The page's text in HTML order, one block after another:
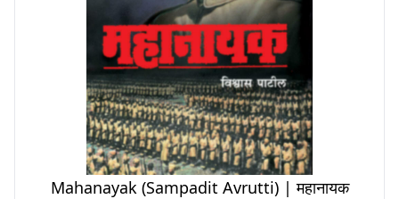
Mahanayak (Sampadit Avrutti) | महानायक